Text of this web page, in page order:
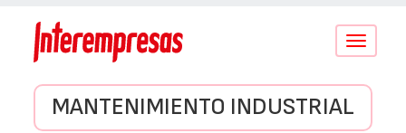
Conmutar
MANTENIMIENTO INDUSTRIAL